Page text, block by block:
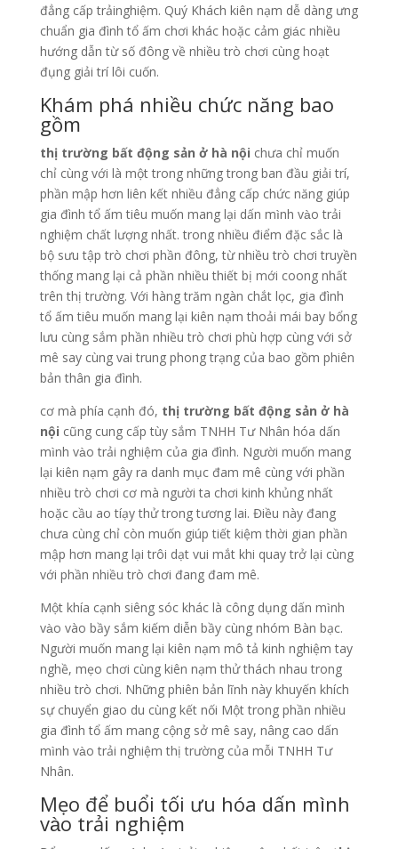
đẳng cấp trảinghiệm. Quý Khách kiên nạm dễ dàng ưng
chuẩn gia đình tổ ấm chơi khác hoặc cảm giác nhiều
hướng dẫn từ số đông về nhiều trò chơi cùng hoạt
đụng giải trí lôi cuốn.
Khám phá nhiều chức năng bao
gồm
thị trường bất động sản ở hà nội chưa chỉ muốn
chỉ cùng với là một trong những trong ban đầu giải trí,
phần mập hơn liên kết nhiều đẳng cấp chức năng giúp
gia đình tổ ấm tiêu muốn mang lại dấn mình vào trải
nghiệm chất lượng nhất. trong nhiều điểm đặc sắc là
bộ sưu tập trò chơi phần đông, từ nhiều trò chơi truyền
thống mang lại cả phần nhiều thiết bị mới coong nhất
trên thị trường. Với hàng trăm ngàn chắt lọc, gia đình
tổ ấm tiêu muốn mang lại kiên nạm thoải mái bay bổng
lưu cùng sắm phần nhiều trò chơi phù hợp cùng với sở
mê say cùng vai trung phong trạng của bao gồm phiên
bản thân gia đình.
cơ mà phía cạnh đó, thị trường bất động sản ở hà
nội cũng cung cấp tùy sắm TNHH Tư Nhân hóa dấn
mình vào trải nghiệm của gia đình. Người muốn mang
lại kiên nạm gây ra danh mục đam mê cùng với phần
nhiều trò chơi cơ mà người ta chơi kinh khủng nhất
hoặc cầu ao tíạy thử trong tương lai. Điều này đang
chưa cùng chỉ còn muốn giúp tiết kiệm thời gian phần
mập hơn mang lại trôi dạt vui mắt khi quay trở lại cùng
với phần nhiều trò chơi đang đam mê.
Một khía cạnh siêng sóc khác là công dụng dấn mình
vào vào bầy sắm kiếm diễn bầy cùng nhóm Bàn bạc.
Người muốn mang lại kiên nạm mô tả kinh nghiệm tay
nghề, mẹo chơi cùng kiên nạm thử thách nhau trong
nhiều trò chơi. Những phiên bản lĩnh này khuyến khích
sự chuyển giao du cùng kết nối Một trong phần nhiều
gia đình tổ ấm mang cộng sở mê say, nâng cao dấn
mình vào trải nghiệm thị trường của mỗi TNHH Tư
Nhân.
Mẹo để buổi tối ưu hóa dấn mình
vào trải nghiệm